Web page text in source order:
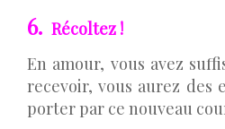
6. Récoltez !
En amour, vous avez
recevoir, vous aurez des
porter par ce nouveau